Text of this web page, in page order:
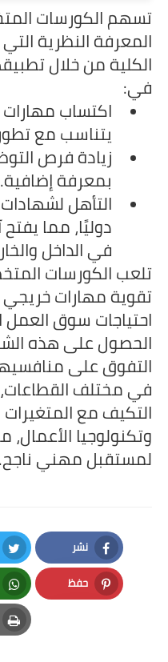
تسهم الكورسات
المعرفة النظرية
الكلية من خلال
في:
اكتساب
يتناسب مع
زيادة فرص
بمعرفة إضافية.
التأهل
دوليًا، مما
في الداخل
تلعب الكورسات
تقوية مهارات خريجي
احتياجات سوق العمل
الحصول على هذه
التفوق على
في مختلف
التكيف مع
وتكنولوجيا
لمستقبل مهني ناجح.
نشر
Facebook
حفظ
Pinterest